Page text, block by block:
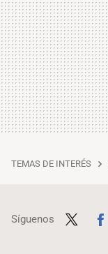
TEMAS DE INTERÉS
Síguenos